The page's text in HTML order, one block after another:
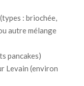
: briochée,
autre mélange
pancakes)
Levain (environ